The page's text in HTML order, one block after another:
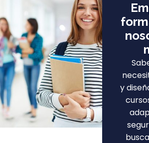
y